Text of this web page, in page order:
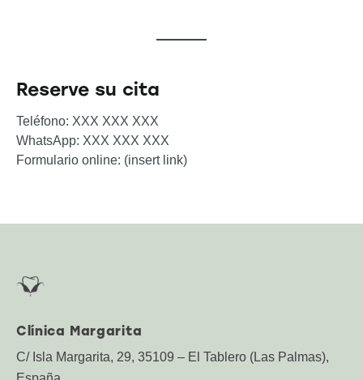
Reserve su cita
Teléfono: XXX XXX XXX
WhatsApp: XXX XXX XXX
Formulario online: (insert link)
Clínica Margarita
C/ Isla Margarita, 29, 35109 – El Tablero (Las Palmas),